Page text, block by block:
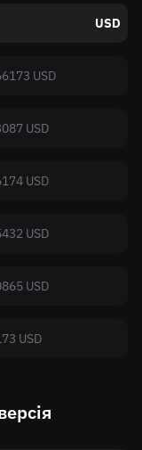
USD
USD
USD
USD
USD
USD
USD